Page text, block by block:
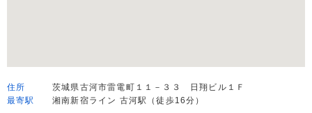
住所
茨城県古河市雷電町１１－３３ 日翔ビル１Ｆ
最寄駅
湘南新宿ライン 古河駅（徒歩16分）